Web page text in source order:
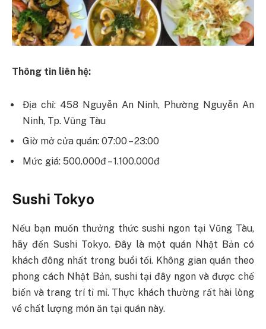
Thông tin liên hệ:
Địa chỉ: 458 Nguyễn An Ninh, Phường Nguyễn An
Ninh, Tp. Vũng Tàu
Giờ mở cửa quán: 07:00 – 23:00
Mức giá: 500.000đ – 1.100.000đ
Sushi Tokyo
Nếu bạn muốn thưởng thức sushi ngon tại Vũng Tàu,
hãy đến Sushi Tokyo. Đây là một quán Nhật Bản có
khách đông nhất trong buổi tối. Không gian quán theo
phong cách Nhật Bản, sushi tại đây ngon và được chế
biến và trang trí tỉ mỉ. Thực khách thường rất hài lòng
về chất lượng món ăn tại quán này.